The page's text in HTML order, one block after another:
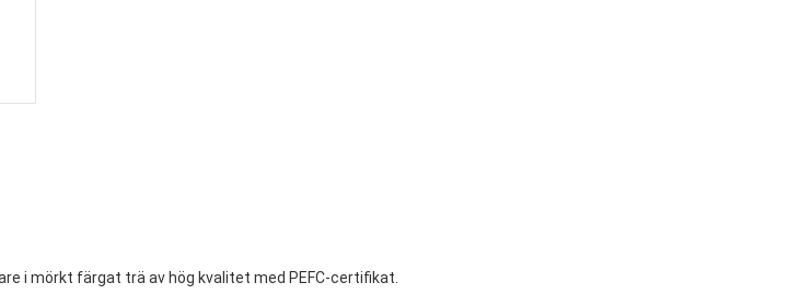
i mörkt färgat trä av hög kvalitet med PEFC-certifikat.